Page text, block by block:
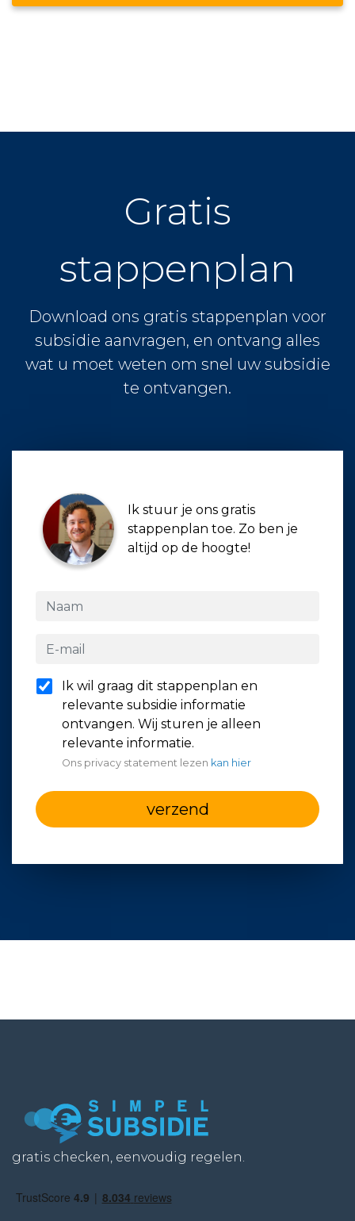
Gratis
stappenplan
Download ons gratis stappenplan voor
subsidie aanvragen, en ontvang alles
wat u moet weten om snel uw subsidie
te ontvangen.
Ik stuur je ons gratis
stappenplan toe. Zo ben je
altijd op de hoogte!
Ik wil graag dit stappenplan en
relevante subsidie informatie
ontvangen. Wij sturen je alleen
relevante informatie.
Ons privacy statement lezen kan hier
verzend
gratis checken, eenvoudig regelen.